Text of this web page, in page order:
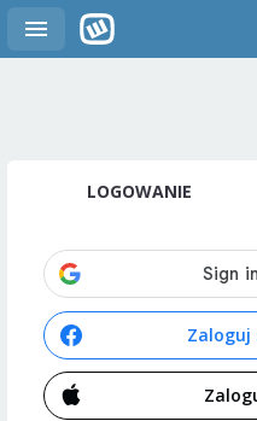
LOGOWANIE
Zaloguj